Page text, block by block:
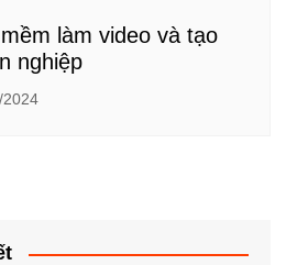
làm video và tạo
nghiệp
2024